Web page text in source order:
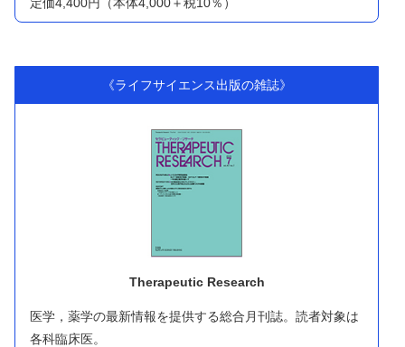
定価4,400円（本体4,000＋税10％）
《ライフサイエンス出版の雑誌》
Therapeutic Research
医学，薬学の最新情報を提供する総合月刊誌。読者対象は
各科臨床医。